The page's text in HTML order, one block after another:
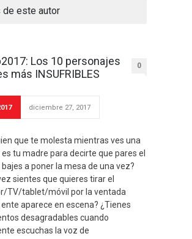
este autor
Los 10 personajes
más INSUFRIBLES
0
diciembre 27, 2017
que te molesta mientras ves una
es tu madre para decirte que pares el
a poner la mesa de una vez?
sientes que quieres tirar el
TV/tablet/móvil por la ventada
aparece en escena? ¿Tienes
desagradables cuando
escuchas la voz de